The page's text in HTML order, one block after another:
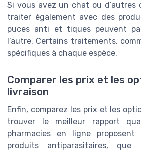
Si vous avez un chat ou d’autres
traiter également avec des
puces anti et tiques peuvent
l’autre. Certains traitements,
spécifiques à chaque espèce.
Comparer les prix et les
livraison
Enfin, comparez les prix et les
trouver le meilleur rapport
pharmacies en ligne
produits antiparasitaires,